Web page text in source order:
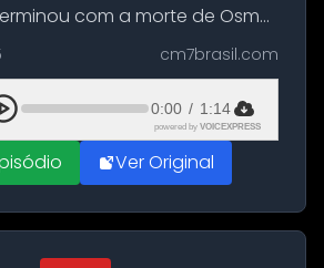
com a morte de Osmar
de 38 anos, no município
do Uatumã, no interior do
ocorreu n...
cm7brasil.com
0:00 / 1:14
powered by VOICEXPRESS
Ver Original